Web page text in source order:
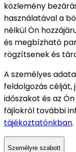
közlemény
használatával a
nélkül Ön
és megbízható
rögzítsenek és
A személyes
feldolgozás célját,
időszakot és az
fájlokról további
tájékoztatónkban.
Személyre szabott